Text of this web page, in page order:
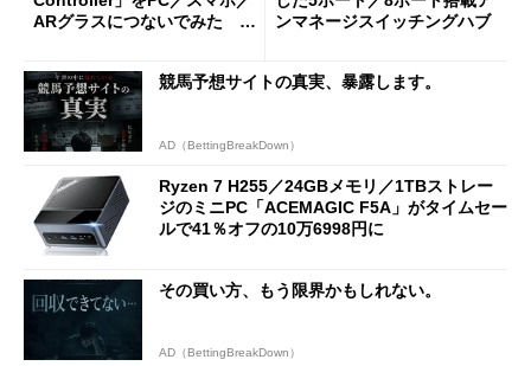
ARグラスにつないでみた ゲ
ンマネージスイッチングハブ
競馬予想サイトの真実、暴露します。
AD（BettingBreakDown）
Ryzen 7 H255／24GBメモリ／1TBストレー
ジのミニPC「ACEMAGIC F5A」がタイムセー
ルで41％オフの10万6998円に
その買い方、もう限界かもしれない。
AD（BettingBreakDown）